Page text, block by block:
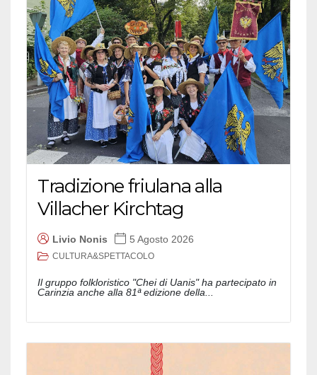
Tradizione friulana alla
Villacher Kirchtag
Livio Nonis 5 Agosto 2026
CULTURA&SPETTACOLO
Il gruppo folkloristico "Chei di Uanis" ha partecipato in
Carinzia anche alla 81ª edizione della...